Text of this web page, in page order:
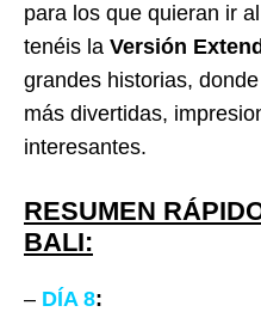
para los que quieran ir
tenéis la Versión
grandes historias,
más divertidas,
interesantes.
RESUMEN
BALI:
– DÍA 8: